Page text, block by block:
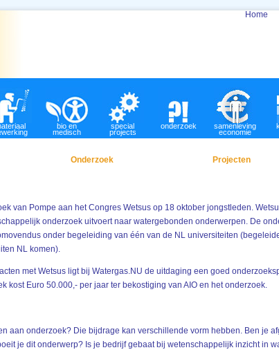
Home
bio en
medisch
special
projects
onderzoek samenleving
economie
Onderzoek Projecten
van Pompe aan het Congres Wetsus op 18 oktober jongstleden.
onderzoek uitvoert naar watergebonden onderwerpen. De
onder begeleiding van één van de NL universiteiten
NL komen).
met Wetsus ligt bij Watergas.NU de uitdaging een goed
kost Euro 50.000,- per jaar ter bekostiging van AIO en het onderzoek.
aan onderzoek? Die bijdrage kan verschillende vorm hebben. Ben je
je dit onderwerp? Is je bedrijf gebaat bij wetenschappelijk inzicht in